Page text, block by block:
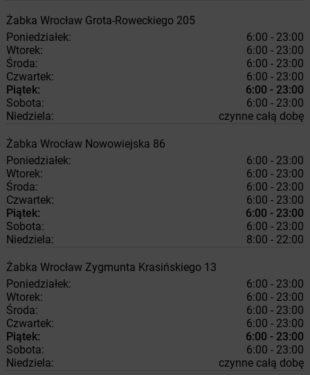
Żabka Wrocław Grota-Roweckiego 205
Poniedziałek:
6:00 - 23:00
Wtorek:
6:00 - 23:00
Środa:
6:00 - 23:00
Czwartek:
6:00 - 23:00
Piątek:
6:00 - 23:00
Sobota:
6:00 - 23:00
Niedziela:
czynne całą dobę
Żabka Wrocław Nowowiejska 86
Poniedziałek:
6:00 - 23:00
Wtorek:
6:00 - 23:00
Środa:
6:00 - 23:00
Czwartek:
6:00 - 23:00
Piątek:
6:00 - 23:00
Sobota:
6:00 - 23:00
Niedziela:
8:00 - 22:00
Żabka Wrocław Zygmunta Krasińskiego 13
Poniedziałek:
6:00 - 23:00
Wtorek:
6:00 - 23:00
Środa:
6:00 - 23:00
Czwartek:
6:00 - 23:00
Piątek:
6:00 - 23:00
Sobota:
6:00 - 23:00
Niedziela:
czynne całą dobę